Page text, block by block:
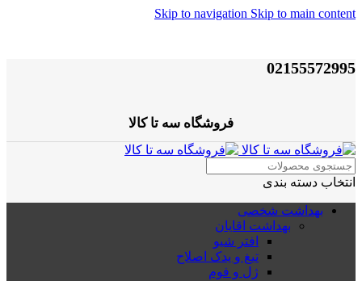
Skip to navigation Skip to main content
02155572995
فروشگاه سه تا کالا
انتخاب دسته بندی
بهداشت شخصی
بهداشت اقایان
افتر شیو
تیغ و یدک اصلاح
ژل و فوم